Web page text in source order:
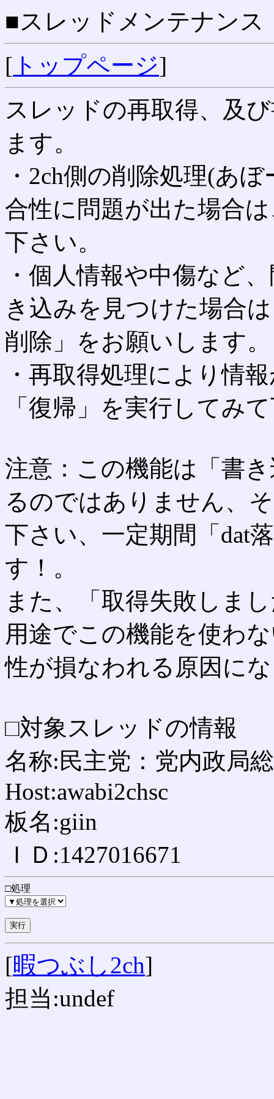
■スレッドメンテナンス
[ トップページ]
スレッドの再取得、及
ます。
・2ch側の削除処理(あ
合性に問題が出た場合
下さい。
・個人情報や中傷など
き込みを見つけた場合
削除」をお願いします。
・再取得処理により情
「復帰」を実行してみ
注意：この機能は「書
るのではありません、
下さい、一定期間「dat
す！。
また、「取得失敗しま
用途でこの機能を使わ
性が損なわれる原因に
□対象スレッドの情報
名称:民主党：党内政局
Host:awabi2chsc
板名:giin
ＩＤ:1427016671
□処理
[暇つぶし2ch]
担当:undef